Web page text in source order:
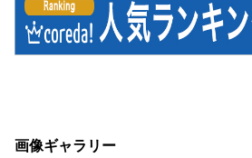
画像ギャラリー